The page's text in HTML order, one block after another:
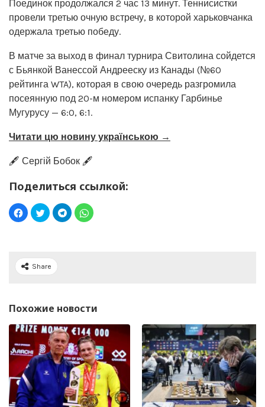
Поединок продолжался 2 час 13 минут. Теннисистки
провели третью очную встречу, в которой харьковчанка
одержала третью победу.
В матче за выход в финал турнира Свитолина сойдется
с Бьянкой Ванессой Андрееску из Канады (№60
рейтинга WTA), которая в свою очередь разгромила
посеянную под 20-м номером испанку Гарбинье
Мугурусу — 6:0, 6:1.
Читати цю новину українською →
🖋️ Сергій Бобок 🖋️
Поделиться ссылкой:
Share
Похожие новости